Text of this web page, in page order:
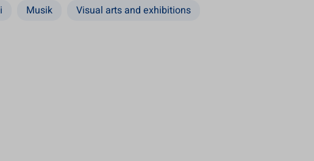
Musik Visual arts and exhibitions